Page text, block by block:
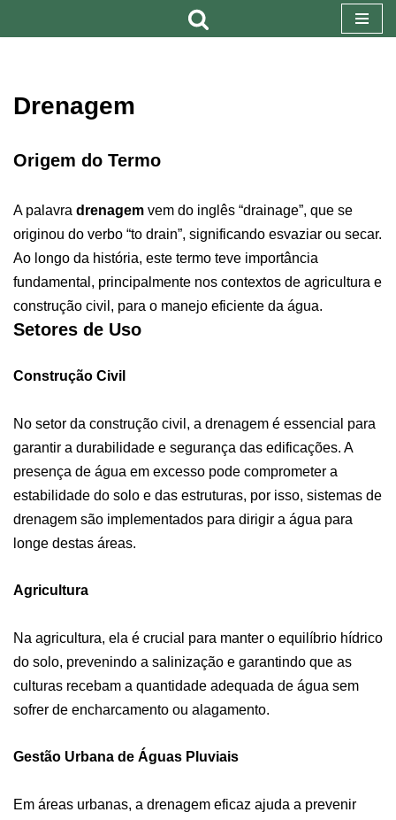
o
Drenagem
Origem do Termo
A palavra drenagem vem do inglês “drainage”, que se
originou do verbo “to drain”, significando esvaziar ou secar.
Ao longo da história, este termo teve importância
fundamental, principalmente nos contextos de agricultura e
construção civil, para o manejo eficiente da água.
Setores de Uso
Construção Civil
No setor da construção civil, a drenagem é essencial para
garantir a durabilidade e segurança das edificações. A
presença de água em excesso pode comprometer a
estabilidade do solo e das estruturas, por isso, sistemas de
drenagem são implementados para dirigir a água para
longe destas áreas.
Agricultura
Na agricultura, ela é crucial para manter o equilíbrio hídrico
do solo, prevenindo a salinização e garantindo que as
culturas recebam a quantidade adequada de água sem
sofrer de encharcamento ou alagamento.
Gestão Urbana de Águas Pluviais
Em áreas urbanas, a drenagem eficaz ajuda a prevenir